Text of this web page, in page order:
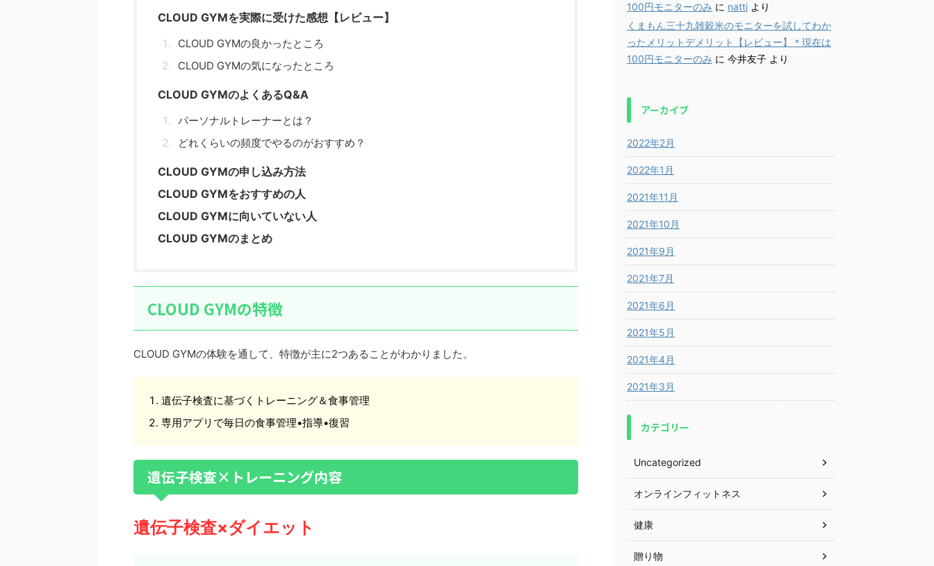
CLOUD GYMを実際に受けた感想【レビュー】
CLOUD GYMの良かったところ
CLOUD GYMの気になったところ
CLOUD GYMのよくあるQ&A
パーソナルトレーナーとは？
どれくらいの頻度でやるのがおすすめ？
CLOUD GYMの申し込み方法
CLOUD GYMをおすすめの人
CLOUD GYMに向いていない人
CLOUD GYMのまとめ
CLOUD GYMの特徴
CLOUD GYMの体験を通して、特徴が主に2つあることがわかりました。
遺伝子検査に基づくトレーニング＆食事管理
専用アプリで毎日の食事管理•指導•復習
遺伝子検査×トレーニング内容
遺伝子検査×ダイエット
100円モニターのみ に natti より
くまもん三十九雑穀米のモニターを試してわか
ったメリットデメリット【レビュー】＊現在は
100円モニターのみ に 今井友子 より
アーカイブ
2022年2月
2022年1月
2021年11月
2021年10月
2021年9月
2021年7月
2021年6月
2021年5月
2021年4月
2021年3月
カテゴリー
Uncategorized
オンラインフィットネス
健康
贈り物